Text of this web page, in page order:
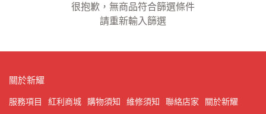
很抱歉，無商品符合篩選條件
請重新輸入篩選
關於新耀
服務項目 紅利商城 購物須知 維修須知 聯絡店家
關於新耀